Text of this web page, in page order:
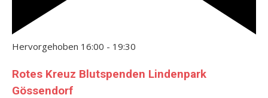
Hervorgehoben 16:00 - 19:30
Rotes Kreuz Blutspenden Lindenpark
Gössendorf